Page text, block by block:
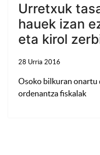
Urretxuk
hauek izan
eta kirol
28 Urria 2016
Osoko bilkuran
ordenantza fiskalak